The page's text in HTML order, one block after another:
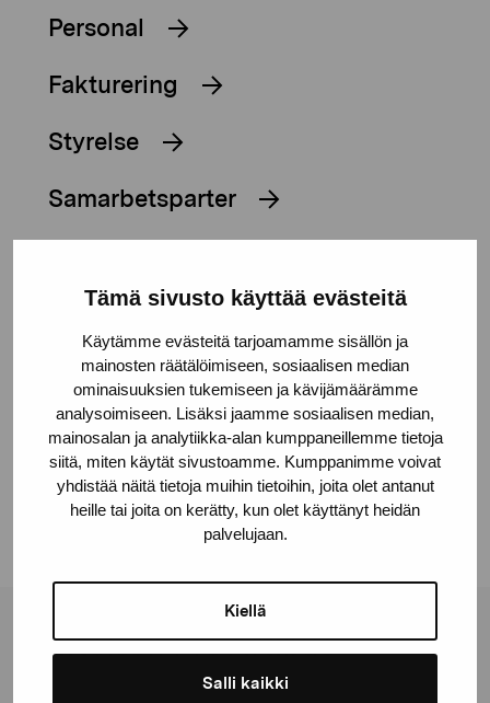
Tämä sivusto käyttää evästeitä
Käytämme evästeitä tarjoamamme sisällön ja
mainosten räätälöimiseen, sosiaalisen median
ominaisuuksien tukemiseen ja kävijämäärämme
analysoimiseen. Lisäksi jaamme sosiaalisen median,
mainosalan ja analytiikka-alan kumppaneillemme tietoja
siitä, miten käytät sivustoamme. Kumppanimme voivat
yhdistää näitä tietoja muihin tietoihin, joita olet antanut
heille tai joita on kerätty, kun olet käyttänyt heidän
palvelujaan.
Kiellä
Salli kaikki
Personal
Fakturering
Styrelse
Samarbetsparter
Årsberättelse 2025
Hållbar utveckling
Principer för tryggare rum
Logon
Stiftelsen Pro Artibus